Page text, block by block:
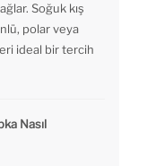
Soğuk kış
polar veya
ideal bir tercih
Nasıl